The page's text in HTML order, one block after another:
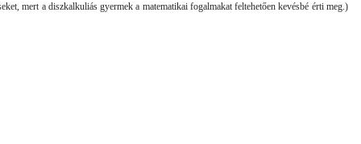
mert a diszkalkuliás gyermek a matematikai fogalmakat feltehetően kevésbé érti meg.)